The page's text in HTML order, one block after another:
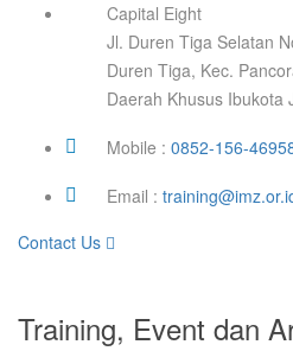
Capital Eight
Jl. Duren Tiga Selatan
Duren Tiga, Kec.
Daerah Khusus Ibukota
Mobile : 0852-156-
Email :
Contact Us
Training, Event dan